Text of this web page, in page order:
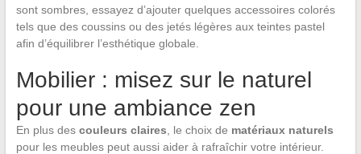
sont sombres, essayez d’ajouter quelques accessoires colorés
tels que des coussins ou des jetés légères aux teintes pastel
afin d’équilibrer l’esthétique globale.
Mobilier : misez sur le naturel
pour une ambiance zen
En plus des couleurs claires , le choix de matériaux naturels
pour les meubles peut aussi aider à rafraîchir votre intérieur.